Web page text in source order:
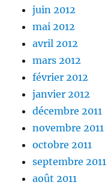
juin 2012
mai 2012
avril 2012
mars 2012
février 2012
janvier 2012
décembre 2011
novembre 2011
octobre 2011
septembre 2011
août 2011